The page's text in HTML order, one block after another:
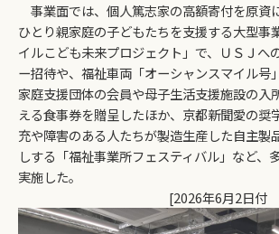
事業面では、個人篤志家の高額寄付を原資
ひとり親家庭の子どもたちを支援する大型事
イルこども未来プロジェクト」で、ＵＳＪへ
ー招待や、福祉車両「オーシャンスマイル号
家庭支援団体の会員や母子生活支援施設の入
える食事券を贈呈したほか、京都新聞愛の奨
充や障害のある人たちが製造生産した自主製
しする「福祉事業所フェスティバル」など、
実施した。
[2026年6月2日付